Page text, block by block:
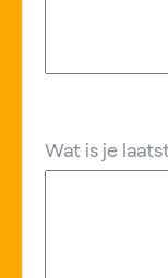
Wat is je